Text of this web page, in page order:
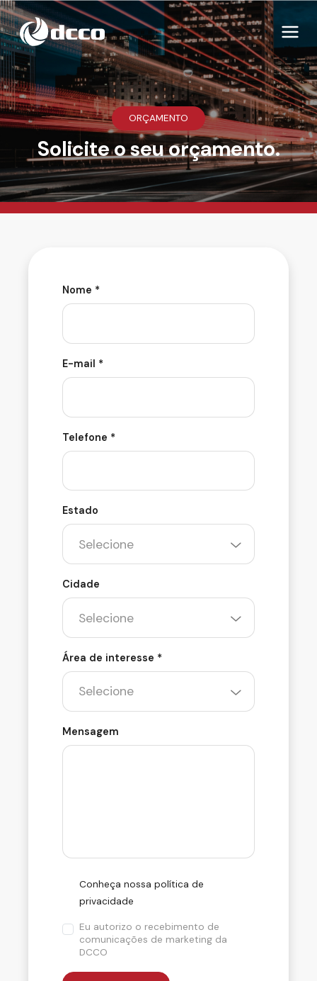
ORÇAMENTO
Solicite o seu orçamento.
Nome *
E-mail *
Telefone *
Estado
Cidade
Área de interesse *
Mensagem
Conheça nossa política de
privacidade
Eu autorizo o recebimento de
comunicações de marketing da
DCCO